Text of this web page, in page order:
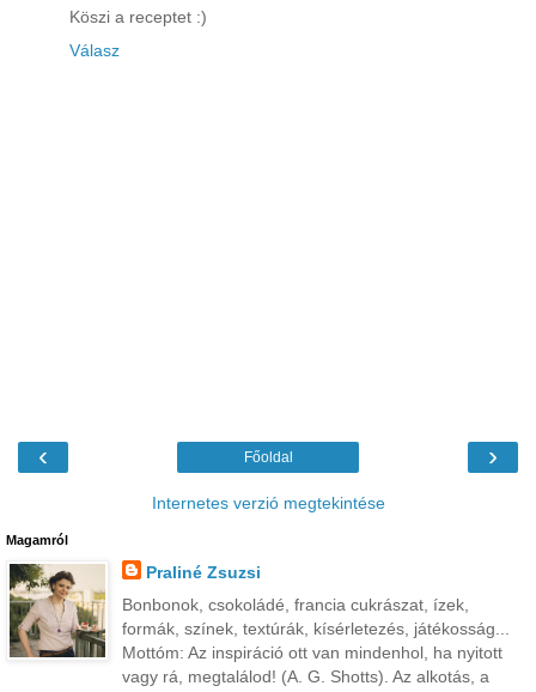
Köszi a receptet :)
Válasz
‹ ›
Főoldal
Internetes verzió megtekintése
Magamról
Praliné Zsuzsi
Bonbonok, csokoládé, francia cukrászat, ízek,
formák, színek, textúrák, kísérletezés, játékosság...
Mottóm: Az inspiráció ott van mindenhol, ha nyitott
vagy rá, megtalálod! (A. G. Shotts). Az alkotás, a